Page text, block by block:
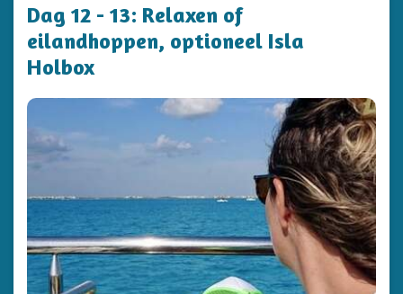
Dag 12 - 13: Relaxen of
eilandhoppen, optioneel Isla
Holbox